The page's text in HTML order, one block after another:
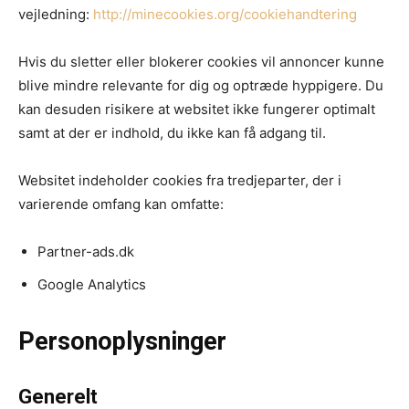
vejledning: http://minecookies.org/cookiehandtering
Hvis du sletter eller blokerer cookies vil annoncer kunne
blive mindre relevante for dig og optræde hyppigere. Du
kan desuden risikere at websitet ikke fungerer optimalt
samt at der er indhold, du ikke kan få adgang til.
Websitet indeholder cookies fra tredjeparter, der i
varierende omfang kan omfatte:
Partner-ads.dk
Google Analytics
Personoplysninger
Generelt